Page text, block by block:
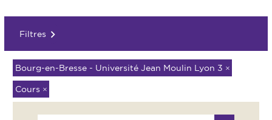
Filtres
Bourg-en-Bresse - Université Jean Moulin Lyon 3 ×
Cours ×